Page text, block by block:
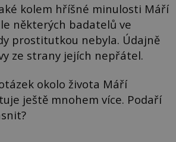
kolem hříšné minulosti Máří
některých badatelů ve
prostitutkou nebyla. Údajně
ze strany jejích nepřátel.
okolo života Máří
ještě mnohem více. Podaří